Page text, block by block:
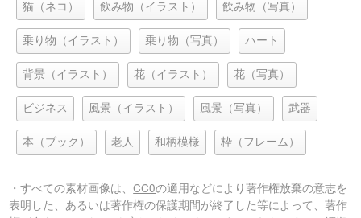
猫（ネコ） 飲み物（イラスト） 飲み物（写真）
乗り物（イラスト） 乗り物（写真） ハート
背景（イラスト） 花（イラスト） 花（写真）
ビジネス 風景（イラスト） 風景（写真） 武器
本（ブック） 老人 和柄模様 枠（フレーム）
・すべての素材画像は、CC0の適用などにより著作権放棄の意志を
表明した、あるいは著作権の保護期間が終了した等によって、著作